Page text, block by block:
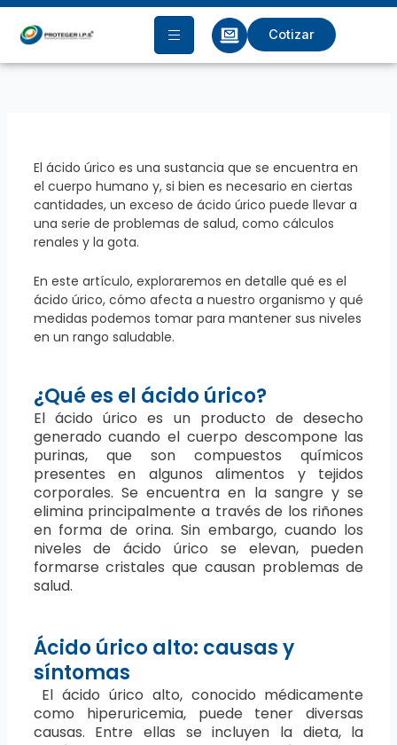
Ir
contenido
Cotizar
El ácido úrico es una sustancia que se encuentra en
el cuerpo humano y, si bien es necesario en ciertas
cantidades, un exceso de ácido úrico puede llevar a
una serie de problemas de salud, como cálculos
renales y la gota.
En este artículo, exploraremos en detalle qué es el
ácido úrico, cómo afecta a nuestro organismo y qué
medidas podemos tomar para mantener sus niveles
en un rango saludable.
¿Qué es el ácido úrico?
El ácido úrico es un producto de desecho
generado cuando el cuerpo descompone las
purinas, que son compuestos químicos
presentes en algunos alimentos y tejidos
corporales. Se encuentra en la sangre y se
elimina principalmente a través de los riñones
en forma de orina. Sin embargo, cuando los
niveles de ácido úrico se elevan, pueden
formarse cristales que causan problemas de
salud.
Ácido úrico alto: causas y
síntomas
El ácido úrico alto, conocido médicamente
como hiperuricemia, puede tener diversas
causas. Entre ellas se incluyen la dieta, la